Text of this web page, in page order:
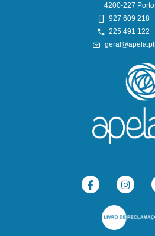
4200-227 Porto
927 609 218
225 491 122
geral@apela.pt